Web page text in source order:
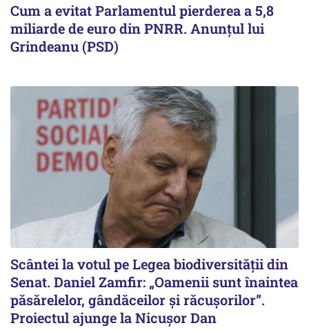
Cum a evitat Parlamentul pierderea a 5,8
miliarde de euro din PNRR. Anunțul lui
Grindeanu (PSD)
Scântei la votul pe Legea biodiversității din
Senat. Daniel Zamfir: „Oamenii sunt înaintea
păsărelelor, gândăceilor și răcușorilor”.
Proiectul ajunge la Nicușor Dan